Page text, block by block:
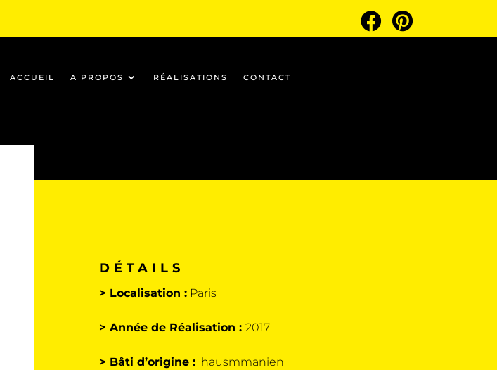
ACCUEIL A PROPOS RÉALISATIONS CONTACT
DÉTAILS
> Localisation :Paris
> Année de Réalisation : 2017
> Bâti d’origine :hausmmanien